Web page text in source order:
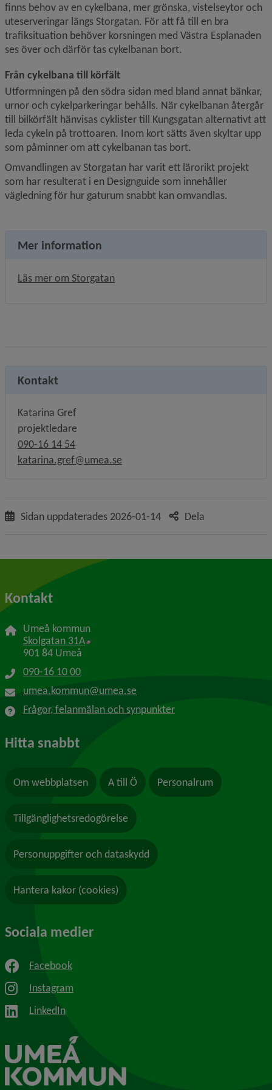
finns behov av en cykelbana, mer grönska, vistelseytor och
uteserveringar längs Storgatan. För att få till en bra
trafiksituation behöver korsningen med Västra Esplanaden
ses över och därför tas cykelbanan bort.
Från cykelbana till körfält
Utformningen på den södra sidan med bland annat bänkar,
urnor och cykelparkeringar behålls. När cykelbanan återgår
till bilkörfält hänvisas cyklister till Kungsgatan alternativt att
leda cykeln på trottoaren. Inom kort sätts även skyltar upp
som påminner om att cykelbanan tas bort.
Omvandlingen av Storgatan har varit ett lärorikt projekt
som har resulterat i en Designguide som innehåller
vägledning för hur gaturum snabbt kan omvandlas.
Mer information
Läs mer om StorgatanÖppnas i nytt fönster.
Kontakt
Katarina Gref
projektledare
090-16 14 54
katarina.gref@umea.se
Sidan uppdaterades 2026-01-14 Dela
Kontakt
Umeå kommun
Skolgatan 31A Länk till annan webbplats, öppnas i nytt
901 84 Umeå
090-16 10 00
umea.kommun@umea.se
Frågor, felanmälan och synpunkter
Hitta snabbt
Om webbplatsen A till Ö Personalrum
Tillgänglighetsredogörelse
Personuppgifter och dataskydd
Hantera kakor (cookies)
Sociala medier
Facebook
Instagram
LinkedIn